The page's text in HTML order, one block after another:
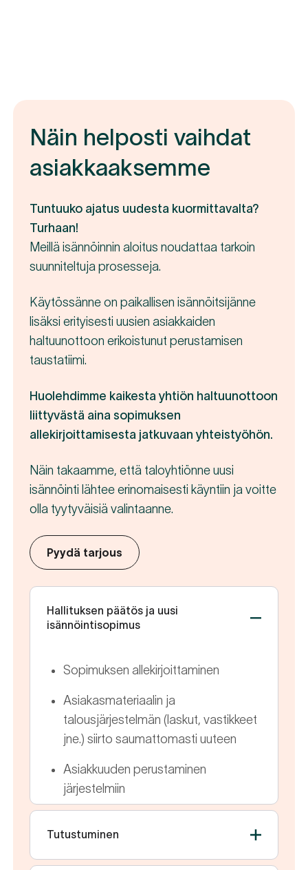
Näin helposti vaihdat
asiakkaaksemme
Tuntuuko ajatus uudesta kuormittavalta?
Turhaan!
Meillä isännöinnin aloitus noudattaa tarkoin
suunniteltuja prosesseja.
Käytössänne on paikallisen isännöitsijänne
lisäksi erityisesti uusien asiakkaiden
haltuunottoon erikoistunut perustamisen
taustatiimi.
Huolehdimme kaikesta yhtiön haltuunottoon
liittyvästä aina sopimuksen
allekirjoittamisesta jatkuvaan yhteistyöhön.
Näin takaamme, että taloyhtiönne uusi
isännöinti lähtee erinomaisesti käyntiin ja voitte
olla tyytyväisiä valintaanne.
Pyydä tarjous
Hallituksen päätös ja uusi
isännöintisopimus
Sopimuksen allekirjoittaminen
Asiakasmateriaalin ja
talousjärjestelmän (laskut, vastikkeet
jne.) siirto saumattomasti uuteen
Asiakkuuden perustaminen
järjestelmiin
Tutustuminen